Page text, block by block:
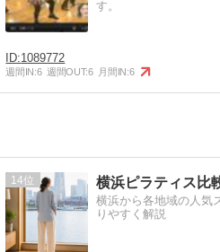
す。
1089772
週間IN:6 週間OUT:6 月間IN:6
14 横浜ピラティス比
横浜から各地域の人気
りやすく解説